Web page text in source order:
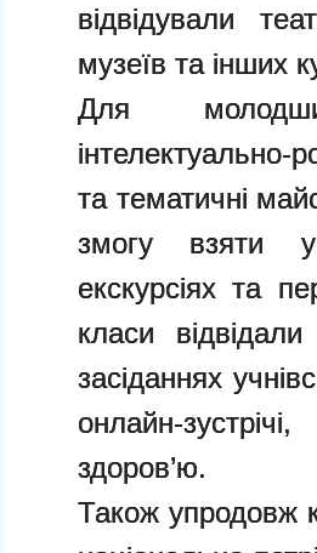
відвідували
музеїв та інших
Для
інтелектуально-
та тематичні
змогу взяти
екскурсіях та
класи
засіданнях
онлайн-
здоров’ю.
Також упродовж